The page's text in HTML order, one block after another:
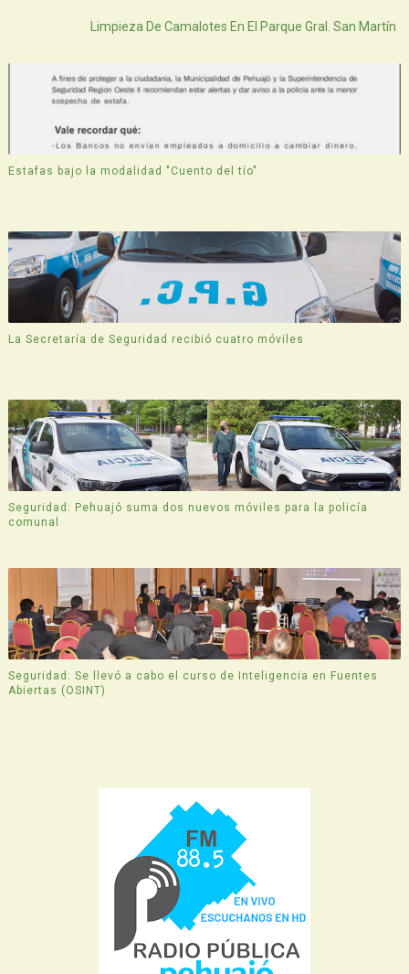
Limpieza De Camalotes En El Parque Gral. San Martín
Estafas bajo la modalidad "Cuento del tío"
La Secretaría de Seguridad recibió cuatro móviles
Seguridad: Pehuajó suma dos nuevos móviles para la policía
comunal
Seguridad: Se llevó a cabo el curso de Inteligencia en Fuentes
Abiertas (OSINT)